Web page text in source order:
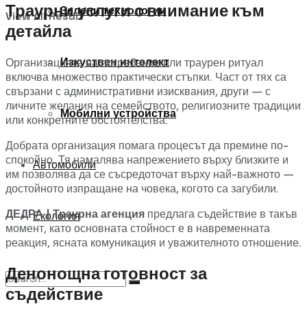
Зелени технологии
Изкуствен интелект
Мобилни устройства
Автомобили
Екология
View All Result
Траурни услуги с внимание към
детайла
Организацията на погребение или траурен ритуал
включва множество практически стъпки. Част от тях са
свързани с административни изисквания, други — с
личните желания на семейството, религиозните традиции
или конкретните обстоятелства.
Добрата организация помага процесът да премине по-
спокойно. Тя намалява напрежението върху близките и
им позволява да се съсредоточат върху най-важното —
достойното изпращане на човека, когото са загубили.
ДЕДРА | Траурна агенция предлага съдействие в такъв
момент, като основната стойност е в навременната
реакция, ясната комуникация и уважителното отношение.
Денонощна готовност за
съдействие